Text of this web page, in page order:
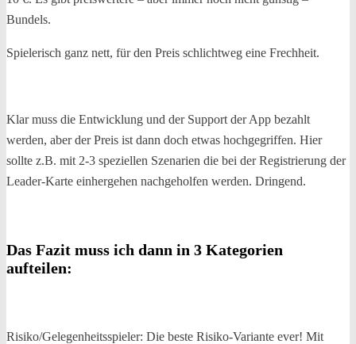
Bundels.
Spielerisch ganz nett, für den Preis schlichtweg eine Frechheit.
Klar muss die Entwicklung und der Support der App bezahlt
werden, aber der Preis ist dann doch etwas hochgegriffen. Hier
sollte z.B. mit 2-3 speziellen Szenarien die bei der Registrierung der
Leader-Karte einhergehen nachgeholfen werden. Dringend.
Das Fazit muss ich dann in 3 Kategorien
aufteilen:
Risiko/Gelegenheitsspieler: Die beste Risiko-Variante ever! Mit